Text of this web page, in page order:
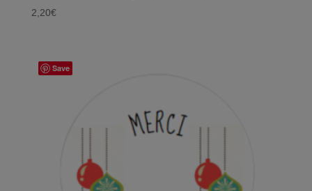
2,20€
Save